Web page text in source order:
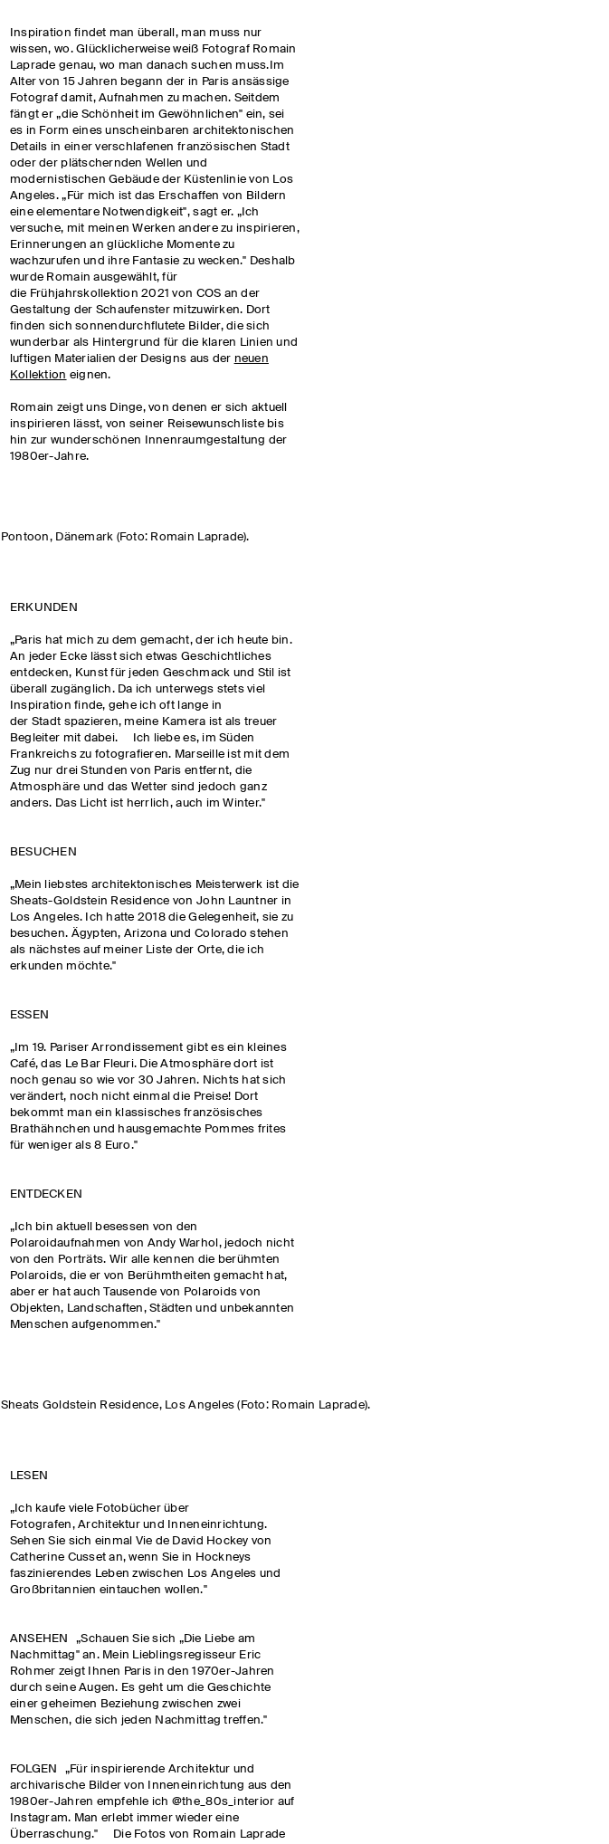
Inspiration findet man überall, man muss nur
wissen, wo. Glücklicherweise weiß Fotograf Romain
Laprade genau, wo man danach suchen muss.Im
Alter von 15 Jahren begann der in Paris ansässige
Fotograf damit, Aufnahmen zu machen. Seitdem
fängt er „die Schönheit im Gewöhnlichen" ein, sei
es in Form eines unscheinbaren architektonischen
Details in einer verschlafenen französischen Stadt
oder der plätschernden Wellen und
modernistischen Gebäude der Küstenlinie von Los
Angeles. „Für mich ist das Erschaffen von Bildern
eine elementare Notwendigkeit", sagt er. „Ich
versuche, mit meinen Werken andere zu inspirieren,
Erinnerungen an glückliche Momente zu
wachzurufen und ihre Fantasie zu wecken." Deshalb
wurde Romain ausgewählt, für
die Frühjahrskollektion 2021 von COS an der
Gestaltung der Schaufenster mitzuwirken. Dort
finden sich sonnendurchflutete Bilder, die sich
wunderbar als Hintergrund für die klaren Linien und
luftigen Materialien der Designs aus der neuen
Kollektion eignen.
Romain zeigt uns Dinge, von denen er sich aktuell
inspirieren lässt, von seiner Reisewunschliste bis
hin zur wunderschönen Innenraumgestaltung der
1980er-Jahre.
Pontoon, Dänemark (Foto: Romain Laprade).
ERKUNDEN
„Paris hat mich zu dem gemacht, der ich heute bin.
An jeder Ecke lässt sich etwas Geschichtliches
entdecken, Kunst für jeden Geschmack und Stil ist
überall zugänglich. Da ich unterwegs stets viel
Inspiration finde, gehe ich oft lange in
der Stadt spazieren, meine Kamera ist als treuer
Begleiter mit dabei. Ich liebe es, im Süden
Frankreichs zu fotografieren. Marseille ist mit dem
Zug nur drei Stunden von Paris entfernt, die
Atmosphäre und das Wetter sind jedoch ganz
anders. Das Licht ist herrlich, auch im Winter."
BESUCHEN
„Mein liebstes architektonisches Meisterwerk ist die
Sheats-Goldstein Residence von John Launtner in
Los Angeles. Ich hatte 2018 die Gelegenheit, sie zu
besuchen. Ägypten, Arizona und Colorado stehen
als nächstes auf meiner Liste der Orte, die ich
erkunden möchte."
ESSEN
„Im 19. Pariser Arrondissement gibt es ein kleines
Café, das Le Bar Fleuri. Die Atmosphäre dort ist
noch genau so wie vor 30 Jahren. Nichts hat sich
verändert, noch nicht einmal die Preise! Dort
bekommt man ein klassisches französisches
Brathähnchen und hausgemachte Pommes frites
für weniger als 8 Euro."
ENTDECKEN
„Ich bin aktuell besessen von den
Polaroidaufnahmen von Andy Warhol, jedoch nicht
von den Porträts. Wir alle kennen die berühmten
Polaroids, die er von Berühmtheiten gemacht hat,
aber er hat auch Tausende von Polaroids von
Objekten, Landschaften, Städten und unbekannten
Menschen aufgenommen."
Sheats Goldstein Residence, Los Angeles (Foto: Romain Laprade).
LESEN
„Ich kaufe viele Fotobücher über
Fotografen, Architektur und Inneneinrichtung.
Sehen Sie sich einmal Vie de David Hockey von
Catherine Cusset an, wenn Sie in Hockneys
faszinierendes Leben zwischen Los Angeles und
Großbritannien eintauchen wollen."
ANSEHEN „Schauen Sie sich „Die Liebe am
Nachmittag" an. Mein Lieblingsregisseur Eric
Rohmer zeigt Ihnen Paris in den 1970er-Jahren
durch seine Augen. Es geht um die Geschichte
einer geheimen Beziehung zwischen zwei
Menschen, die sich jeden Nachmittag treffen."
FOLGEN „Für inspirierende Architektur und
archivarische Bilder von Inneneinrichtung aus den
1980er-Jahren empfehle ich @the_80s_interior auf
Instagram. Man erlebt immer wieder eine
Überraschung." Die Fotos von Romain Laprade